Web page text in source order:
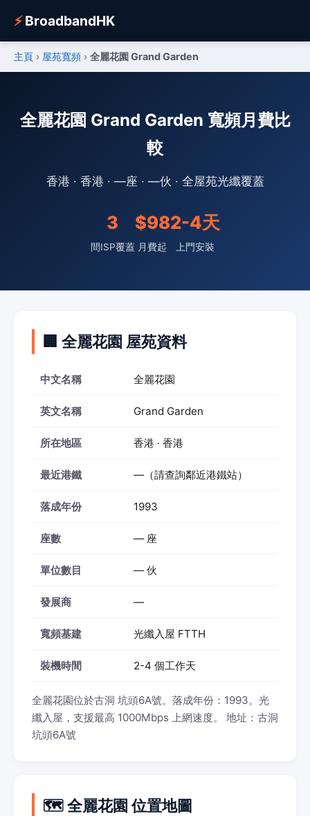
⚡BroadbandHK
主頁 › 屋苑寬頻 › 全麗花園 Grand Garden
全麗花園 Grand Garden 寬頻月費比
較
香港 · 香港 · —座 · —伙 · 全屋苑光纖覆蓋
3
間ISP覆蓋
$98
月費起
2-4天
上門安裝
🏢 全麗花園 屋苑資料
中文名稱 全麗花園
英文名稱 Grand Garden
所在地區 香港 · 香港
最近港鐵 —（請查詢鄰近港鐵站）
落成年份 1993
座數 — 座
單位數目 — 伙
發展商 —
寬頻基建 光纖入屋 FTTH
裝機時間 2-4 個工作天
全麗花園位於古洞 坑頭6A號。落成年份：1993。光
纖入屋，支援最高 1000Mbps 上網速度。 地址：古洞
坑頭6A號
🗺️ 全麗花園 位置地圖